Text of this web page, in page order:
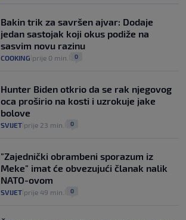
automobilom na Hvar iz Zagreba, a
koliko iz Osijeka
VIJESTI 2. kol. 14
Bakin trik za savršen ajvar: Dodaje
jedan sastojak koji okus podiže na
sasvim novu razinu
COOKING prije 0 min. 0
Hunter Biden otkrio da se rak njegovog
oca proširio na kosti i uzrokuje jake
bolove
SVIJET prije 23 min. 0
"Zajednički obrambeni sporazum iz
Meke" imat će obvezujući članak nalik
NATO-ovom
SVIJET prije 49 min. 0